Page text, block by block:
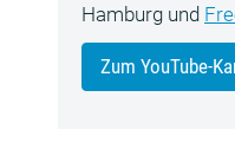
Hamburg und
Zum YouTube-